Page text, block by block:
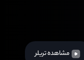
مشاهده تریلر